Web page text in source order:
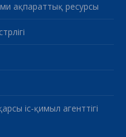
ақпараттық ресурсы
іс-қимыл агенттігі